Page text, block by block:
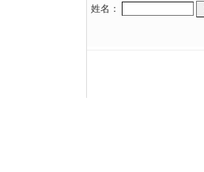
姓名：